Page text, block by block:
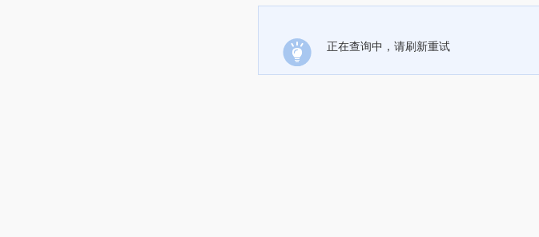
正在查询中，请刷新重试